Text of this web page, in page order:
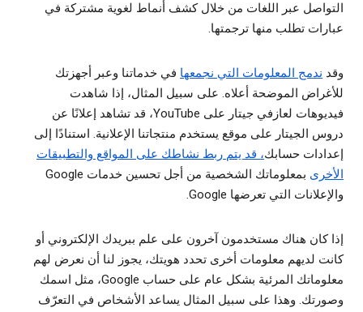
التواصل عبر اللغات من خلال كشف أنماط لغوية مشتركة في
عبارات تطلب منها ترجمتها.
وقد ندمج المعلومات التي نجمعها في خدماتنا وعبر أجهزتك
للأغراض الموضحة أعلاه. على سبيل المثال، إذا شاهدت
فيديوهات لعازفي جيتار على YouTube، قد تشاهد إعلانًا عن
دروس الجيتار على موقع يستخدم منتجاتنا الإعلانية. استنادًا إلى
إعدادات حسابك، قد يتم ربط نشاطك على المواقع والتطبيقات
الأخرى
بمعلوماتك الشخصية من أجل تحسين خدمات Google
والإعلانات التي تعرضها Google.
إذا كان هناك مستخدمون آخرون على علم ببريدك الإلكتروني أو
كانت لديهم معلومات أخرى تحدد هويتك، يجوز لنا أن نعرض لهم
معلوماتك المرئية بشكل عام على حساب Google، مثل اسمك
وصورتك. وهذا على سبيل المثال يساعد الأشخاص في التعرّف